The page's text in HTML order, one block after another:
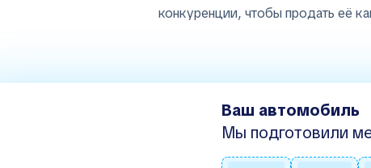
конкуренции, чтобы продать её
Ваш автомобиль
Мы подготовили